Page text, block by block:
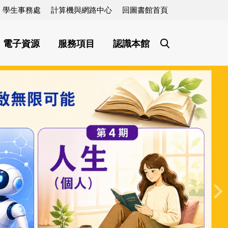
學生事務處 計算機與網路中心 回圖書館首頁
電子資源 服務項目 認識本館